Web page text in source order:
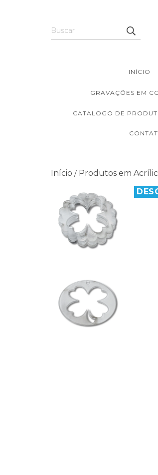
INÍCIO
GRAVAÇÕES EM
CATALOGO DE
Início / Produtos em